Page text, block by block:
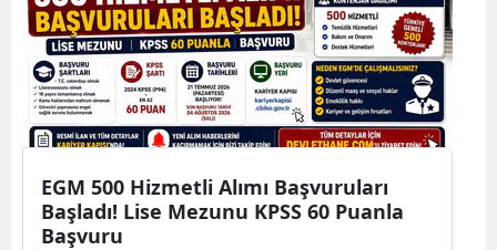
EGM 500 Hizmetli Alımı Başvuruları
Başladı! Lise Mezunu KPSS 60 Puanla
Başvuru